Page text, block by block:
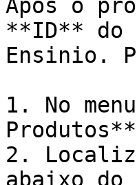
Após o
**ID** do
Ensinio.
1. No
2.
abaixo do